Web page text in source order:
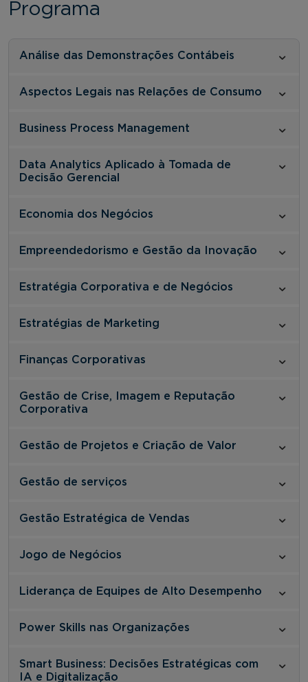
Programa
Análise das Demonstrações Contábeis
Aspectos Legais nas Relações de Consumo
Business Process Management
Data Analytics Aplicado à Tomada de
Decisão Gerencial
Economia dos Negócios
Empreendedorismo e Gestão da Inovação
Estratégia Corporativa e de Negócios
Estratégias de Marketing
Finanças Corporativas
Gestão de Crise, Imagem e Reputação
Corporativa
Gestão de Projetos e Criação de Valor
Gestão de serviços
Gestão Estratégica de Vendas
Jogo de Negócios
Liderança de Equipes de Alto Desempenho
Power Skills nas Organizações
Smart Business: Decisões Estratégicas com
IA e Digitalização